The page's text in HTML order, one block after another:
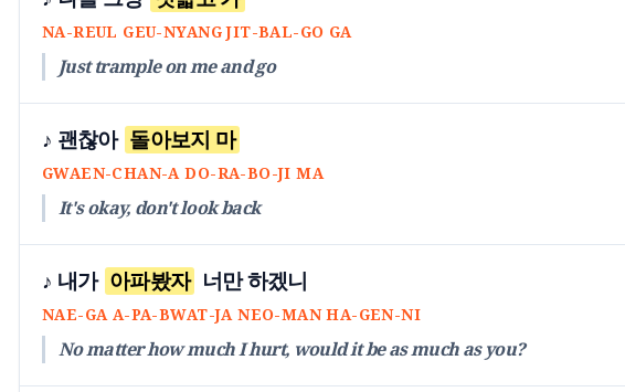
NA-REUL GEU-NYANG JIT-BAL-GO GA
Just trample on me and go
♪ 괜찮아 돌아보지 마
GWAEN-CHAN-A DO-RA-BO-JI MA
It's okay, don't look back
♪ 내가 아파봤자 너만 하겠니
NAE-GA A-PA-BWAT-JA NEO-MAN HA-GEN-NI
No matter how much I hurt, would it be as much as you?